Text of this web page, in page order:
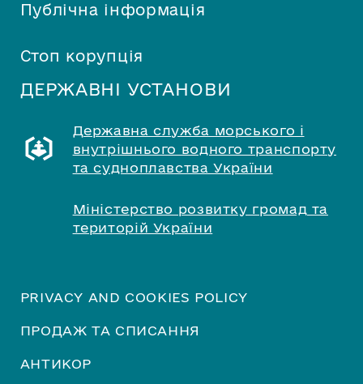
Публічна інформація
Стоп корупція
ДЕРЖАВНІ УСТАНОВИ
Державна служба морського і
внутрішнього водного транспорту
та судноплавства України
Міністерство розвитку громад та
територій України
PRIVACY AND COOKIES POLICY
ПРОДАЖ ТА СПИСАННЯ
АНТИКОР